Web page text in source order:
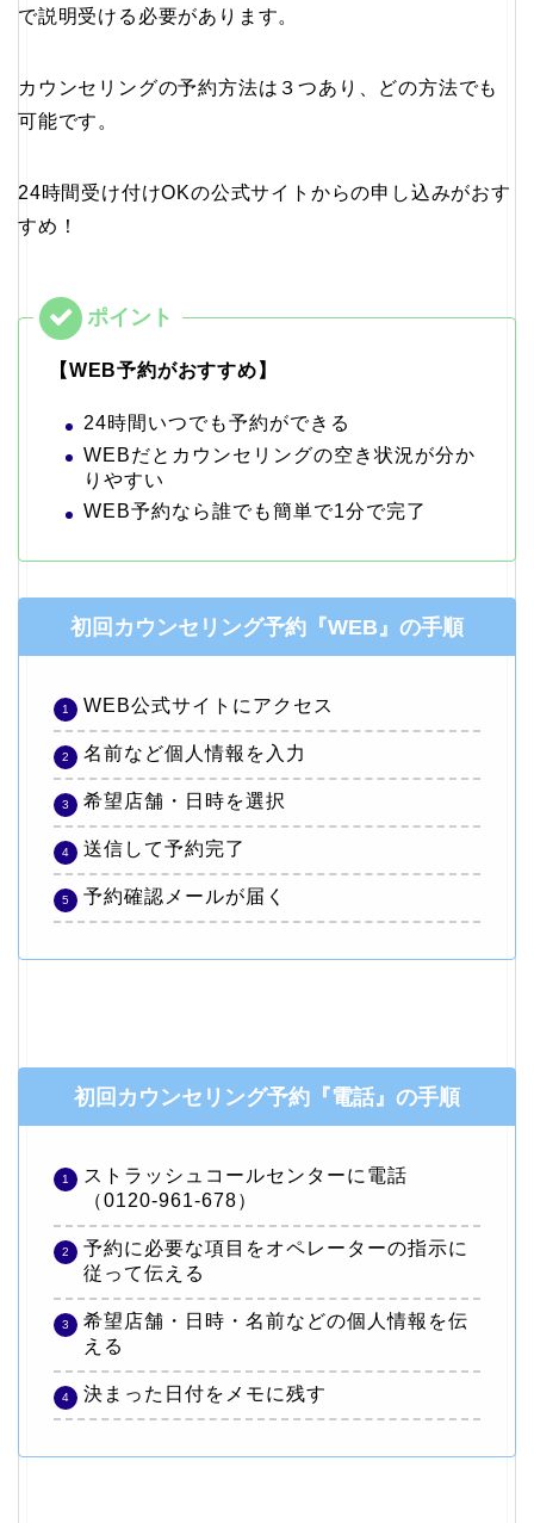
で説明受ける必要があります。
カウンセリングの予約方法は３つあり、どの方法でも
可能です。
24時間受け付けOKの公式サイトからの申し込みがおす
すめ！
【WEB予約がおすすめ】
24時間いつでも予約ができる
WEBだとカウンセリングの空き状況が分か
りやすい
WEB予約なら誰でも簡単で1分で完了
初回カウンセリング予約『WEB』の手順
WEB公式サイトにアクセス
名前など個人情報を入力
希望店舗・日時を選択
送信して予約完了
予約確認メールが届く
初回カウンセリング予約『電話』の手順
ストラッシュコールセンターに電話
（0120-961-678）
予約に必要な項目をオペレーターの指示に
従って伝える
希望店舗・日時・名前などの個人情報を伝
える
決まった日付をメモに残す